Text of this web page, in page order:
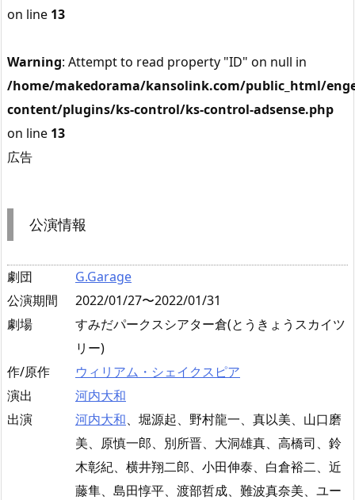
on line 13
Warning: Attempt to read property "ID" on null in
/home/makedorama/kansolink.com/public_html/
content/plugins/ks-control/ks-control-adsense.php
on line 13
広告
公演情報
劇団
G.Garage
公演期間
2022/01/27〜2022/01/31
劇場
すみだパークスシアター倉(とうきょうスカイツ
リー)
作/原作
ウィリアム・シェイクスピア
演出
河内大和
出演
河内大和、堀源起、野村龍一、真以美、山口磨
美、原慎一郎、別所晋、大洞雄真、高橋司、鈴
木彰紀、横井翔二郎、小田伸泰、白倉裕二、近
藤隼、島田惇平、渡部哲成、難波真奈美、ユー